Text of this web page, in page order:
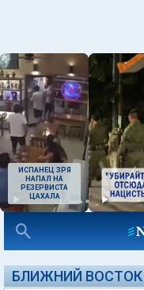
ИСПАНЕЦ ЗРЯ
НАПАЛ НА
РЕЗЕРВИСТА
ЦАХАЛА
БЛИЖНИЙ ВОСТОК